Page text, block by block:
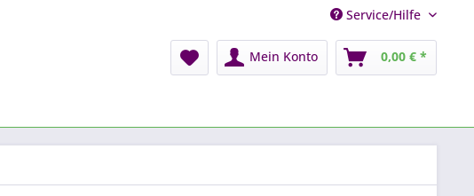
Service/Hilfe
Mein Konto 0,00 € *